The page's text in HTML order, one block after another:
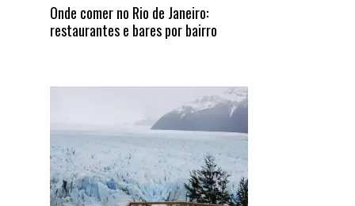
Onde comer no Rio de Janeiro:
restaurantes e bares por bairro